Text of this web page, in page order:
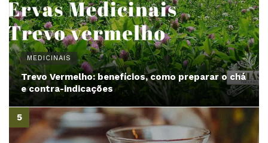
MEDICINAIS
Trevo Vermelho: benefícios, como preparar o chá
e contra-indicações